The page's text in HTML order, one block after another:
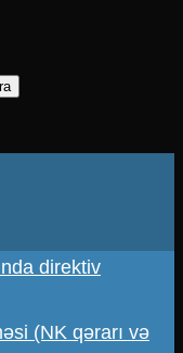
direktiv
(NK qərarı və